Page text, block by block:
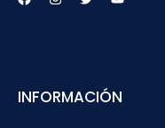
INFORMACIÓN